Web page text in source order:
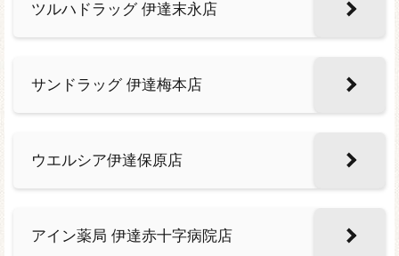
ツルハドラッグ 伊達末永店
サンドラッグ 伊達梅本店
ウエルシア伊達保原店
アイン薬局 伊達赤十字病院店